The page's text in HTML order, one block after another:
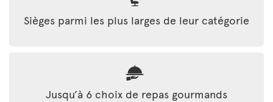
Sièges parmi les plus larges de leur catégorie
Jusqu’à 6 choix de repas gourmands